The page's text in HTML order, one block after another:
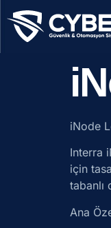
iNode
Interra
için
tabanlı
Ana